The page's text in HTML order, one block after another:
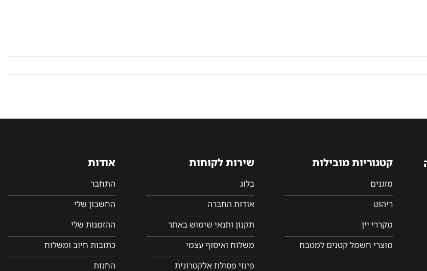
קטגוריות מובילות
מזגנים
ריהוט
מקררי יין
מוצרי חשמל קטנים למטבח
שירות לקוחות
בלוג
אודות החברה
תקנון ותנאי שימוש באתר
משלוח ואיסוף עצמי
פינוי פסולת אלקטרונית
אודות
התחבר
החשבון שלי
ההזמנות שלי
כתובות חיוב ומשלוח
החנות